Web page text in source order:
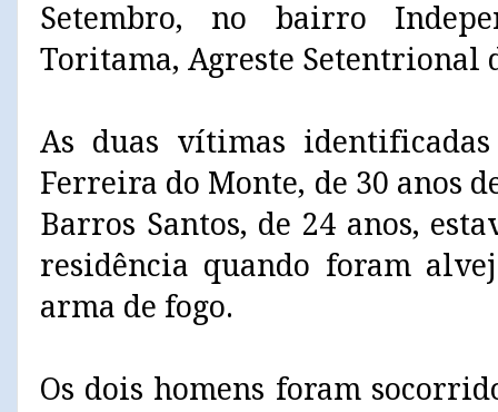
Setembro, no bairro
Toritama, Agreste Setentrional
As duas vítimas identificadas
Ferreira do Monte, de 30 anos
Barros Santos, de 24 anos,
residência quando foram
arma de fogo.
Os dois homens foram